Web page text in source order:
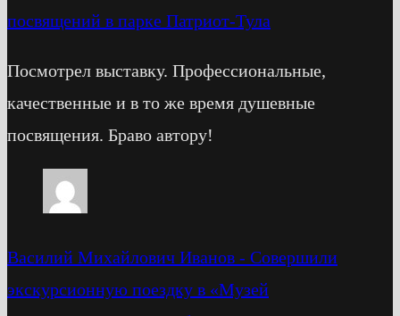
посвящений в парке Патриот-Тула
Посмотрел выставку. Профессиональные,
качественные и в то же время душевные
посвящения. Браво автору!
Василий Михайлович Иванов - Cовершили
экскурсионную поездку в «Музей